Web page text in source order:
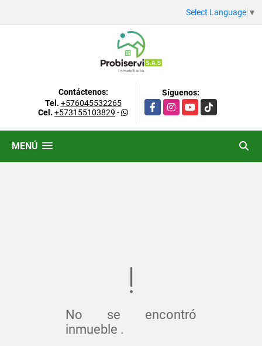
Select Language ▼
Contáctenos:
Tel. +576045532265
Cel. +573155103829 -
Síguenos:
FacebookInstagramYouTubeTikTok
MENÚ
No se encontró
inmueble .